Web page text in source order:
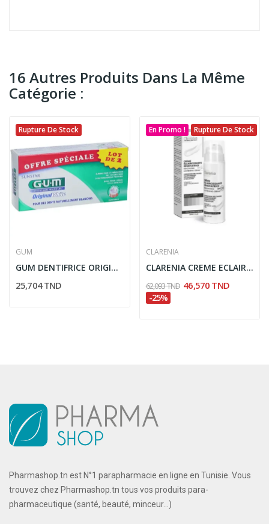
16 Autres Produits Dans La Même
Catégorie :
Rupture De Stock
GUM
GUM DENTIFRICE ORIGINAL WHITE DUO
25,704 TND
En Promo ! Rupture De Stock
CLARENIA
CLARENIA CREME ECLAIRCISSANTE RENOVATRICE SPF20...
62,093 TND 46,570 TND
-25%
Pharmashop.tn est N°1 parapharmacie en ligne en Tunisie. Vous
trouvez chez Pharmashop.tn tous vos produits para-
pharmaceutique (santé, beauté, minceur...)